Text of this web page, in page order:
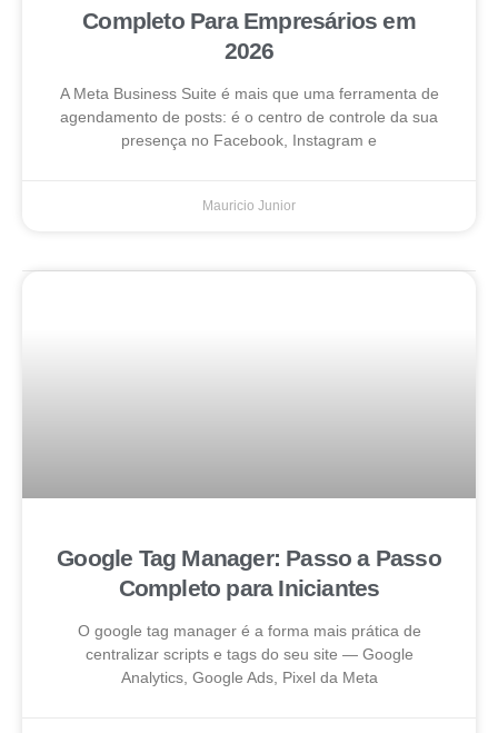
Completo Para Empresários em
2026
A Meta Business Suite é mais que uma ferramenta de
agendamento de posts: é o centro de controle da sua
presença no Facebook, Instagram e
Mauricio Junior
Google Tag Manager: Passo a Passo
Completo para Iniciantes
O google tag manager é a forma mais prática de
centralizar scripts e tags do seu site — Google
Analytics, Google Ads, Pixel da Meta